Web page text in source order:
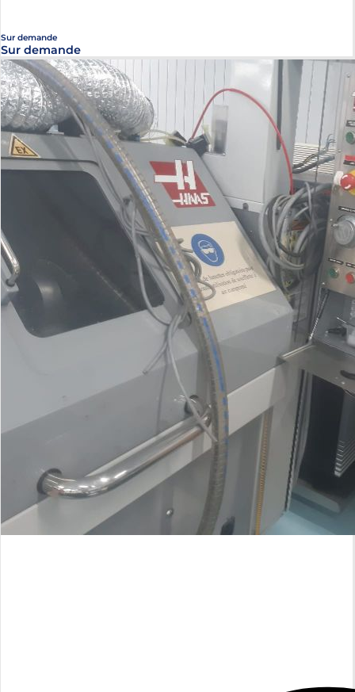
Sur demande
Sur demande